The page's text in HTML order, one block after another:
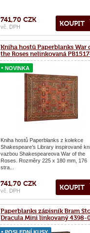
KOUPIT
741,70 CZK
vč. DPH
Kniha hostů Paperblanks War
the Roses nelinkovaná
NOVINKA
NOVINKA
Kniha hostů Paperblanks z kolekce
Shakespeare’s Library inspirované
vazbou Shakespeareova War of the
Roses. Rozměry 225 x 180 mm, 176
stra...
KOUPIT
741,70 CZK
vč. DPH
Paperblanks zápisník Bram
Dracula Mini linkovaný 4398-